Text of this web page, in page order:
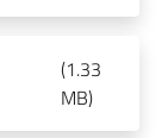
(1.33
MB)